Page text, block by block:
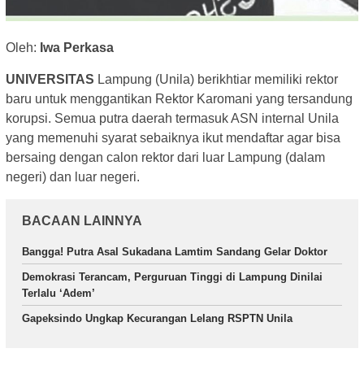
Oleh: Iwa Perkasa
UNIVERSITAS Lampung (Unila) berikhtiar memiliki rektor
baru untuk menggantikan Rektor Karomani yang tersandung
korupsi. Semua putra daerah termasuk ASN internal Unila
yang memenuhi syarat sebaiknya ikut mendaftar agar bisa
bersaing dengan calon rektor dari luar Lampung (dalam
negeri) dan luar negeri.
BACAAN LAINNYA
Bangga! Putra Asal Sukadana Lamtim Sandang Gelar Doktor
Demokrasi Terancam, Perguruan Tinggi di Lampung Dinilai
Terlalu ‘Adem’
Gapeksindo Ungkap Kecurangan Lelang RSPTN Unila